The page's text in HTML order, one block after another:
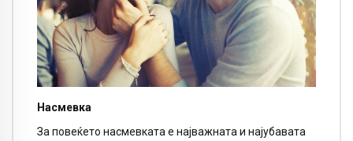
Насмевка
За повеќето насмевката е најважната и најубавата